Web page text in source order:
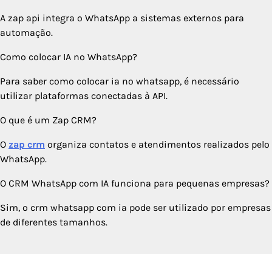
A zap api integra o WhatsApp a sistemas externos para
automação.
Como colocar IA no WhatsApp?
Para saber como colocar ia no whatsapp, é necessário
utilizar plataformas conectadas à API.
O que é um Zap CRM?
O zap crm organiza contatos e atendimentos realizados pelo
WhatsApp.
O CRM WhatsApp com IA funciona para pequenas empresas?
Sim, o crm whatsapp com ia pode ser utilizado por empresas
de diferentes tamanhos.